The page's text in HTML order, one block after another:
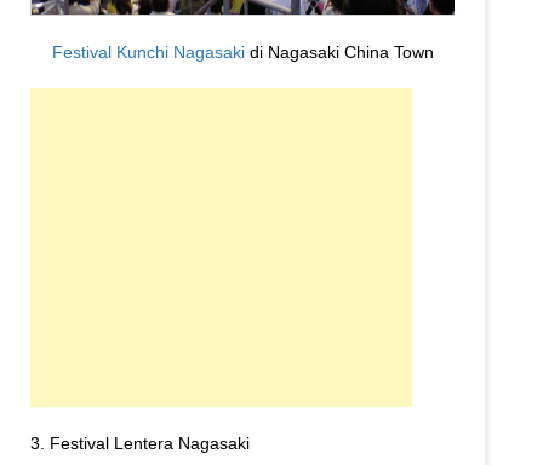
Festival Kunchi Nagasakidi Nagasaki China Town
3. Festival Lentera Nagasaki